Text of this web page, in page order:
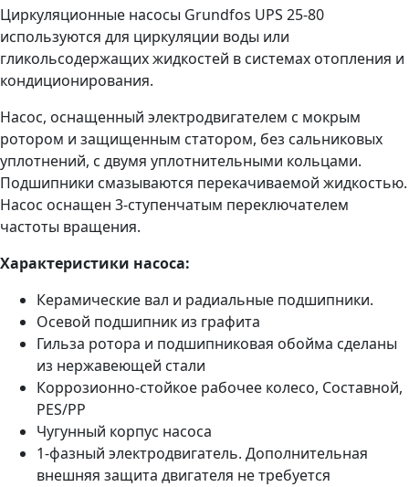
Циркуляционные насосы Grundfos UPS 25-80
используются для циркуляции воды или
гликольсодержащих жидкостей в системах отопления и
кондиционирования.
Насос, оснащенный электродвигателем с мокрым
ротором и защищенным статором, без сальниковых
уплотнений, с двумя уплотнительными кольцами.
Подшипники смазываются перекачиваемой жидкостью.
Насос оснащен 3-ступенчатым переключателем
частоты вращения.
Характеристики насоса:
Керамические вал и радиальные подшипники.
Осевой подшипник из графита
Гильза ротора и подшипниковая обойма сделаны
из нержавеющей стали
Коррозионно-стойкое рабочее колесо, Составной,
PES/PP
Чугунный корпус насоса
1-фазный электродвигатель. Дополнительная
внешняя защита двигателя не требуется